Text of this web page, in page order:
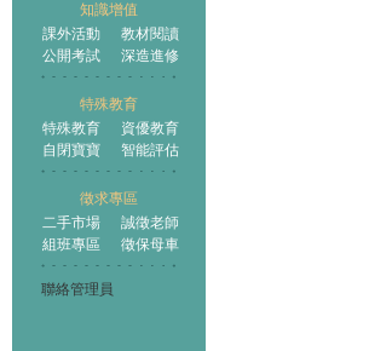
知識增值
課外活動
教材閱讀
公開考試
深造進修
特殊教育
特殊教育
資優教育
自閉寶寶
智能評估
徵求專區
二手市場
誠徵老師
組班專區
徵保母車
聯絡管理員